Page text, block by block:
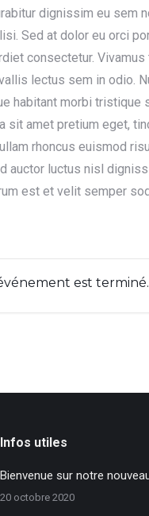
dignissim eu sem
Sed at dolor eu orci
consectetur.
lectus sem in odio.
habitant morbi
amet pretium eget,
rhoncus euismod
auctor luctus nisl
est et velit semper
est terminé.
Infos utiles
Bienvenue sur notre
20 octobre 2020